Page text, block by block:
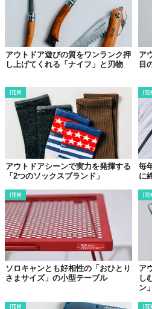
最大限のストレッチ性をもたせた生
レッチプロ」をメインに使用し、柔
のメリットをめいっぱいに表現して
もちろん伸縮性だけでなく、着心地
性は、街着においても余すことなく
さりげない気遣
英国紳士みたい
アウトドア遊びの質をワンランク押
し上げてくれる「ナイフ」と刃物
ア
目
ITEM
アウトドアシーンで実力を発揮する
「2つのソックスブランド」
毎
に
ITEM
ソロキャンとも好相性の「おひとり
さまサイズ」の小型テーブル
ア
し
ン」